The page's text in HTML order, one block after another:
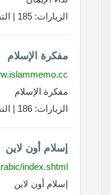
الزيارات: 185 | التقييم: 0 | المقيّمين: 0
مفكرة الإسلام
www.islammemo.cc
مفكرة الإسلام
الزيارات: 186 | التقييم: 0 | المقيّمين: 0
إسلام أون لاين
Arabic/index.shtml
إسلام أون لاين